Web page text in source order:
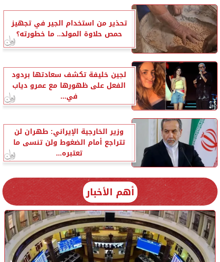
تحذير من استخدام الجير في تجهيز
حمص حلاوة المولد.. ما خطورته؟
لجين خليفة تكشف سعادتها بردود
الفعل على ظهورها مع عمرو دياب
في...
وزير الخارجية الإيراني: طهران لن
تتراجع أمام الضغوط ولن تنسى ما
تعتبره...
أهم الأخبار